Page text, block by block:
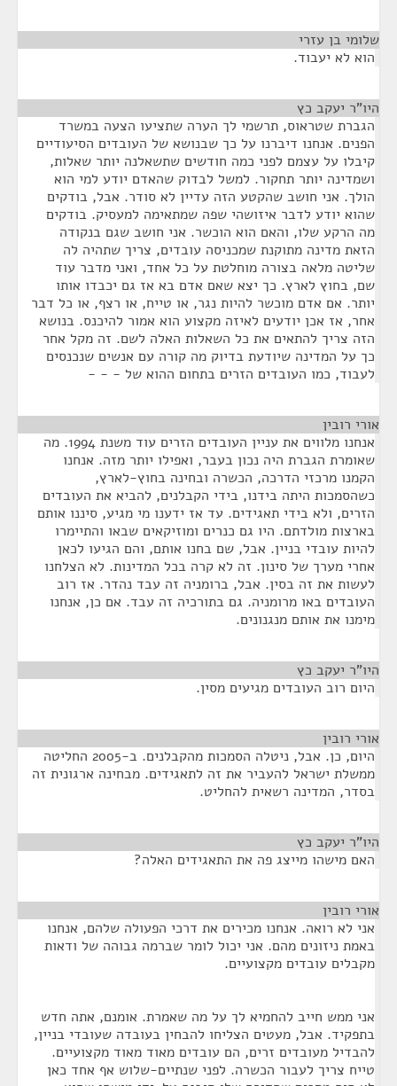
שלומי בן עזרי
הוא לא יעבוד.
היו"ר יעקב כץ
הגברת שטראוס, תרשמי לך הערה שתציעו הצעה במשרד
הפנים. אנחנו דיברנו על כך שבנושא של העובדים הסיעודיים
קיבלו על עצמם לפני כמה חודשים שתשאלנה יותר שאלות,
ושמדינה יותר תחקור. למשל לבדוק שהאדם יודע למי הוא
הולך. אני חושב שהקטע הזה עדיין לא סודר. אבל, בודקים
שהוא יודע לדבר איזושהי שפה שמתאימה למעסיק. בודקים
מה הרקע שלו, והאם הוא הוכשר. אני חושב שגם בנקודה
הזאת מדינה מתוקנת שמכניסה עובדים, צריך שתהיה לה
שליטה מלאה בצורה מוחלטת על כל אחד, ואני מדבר עוד
שם, בחוץ לארץ. כך יצא שאם אדם בא אז גם יכבדו אותו
יותר. אם אדם מוכשר להיות נגר, או טייח, או רצף, או כל דבר
אחר, אז אכן יודעים לאיזה מקצוע הוא אמור להיכנס. בנושא
הזה צריך להתאים את כל השאלות האלה לשם. זה מקל אחר
כך על המדינה שיודעת בדיוק מה קורה עם אנשים שנכנסים
לעבוד, כמו העובדים הזרים בתחום ההוא של - - -
אורי רובין
אנחנו מלווים את עניין העובדים הזרים עוד משנת 1994. מה
שאומרת הגברת היה נכון בעבר, ואפילו יותר מזה. אנחנו
הקמנו מרכזי הדרכה, הכשרה ובחינה בחוץ-לארץ,
כשהסמכות היתה בידנו, בידי הקבלנים, להביא את העובדים
הזרים, ולא בידי תאגידים. עד אז ידענו מי מגיע, סיננו אותם
בארצות מולדתם. היו גם כנרים ומוזיקאים שבאו והתיימרו
להיות עובדי בניין. אבל, שם בחנו אותם, והם הגיעו לכאן
אחרי מערך של סינון. זה לא קרה בכל המדינות. לא הצלחנו
לעשות את זה בסין. אבל, ברומניה זה עבד נהדר. אז רוב
העובדים באו מרומניה. גם בתורכיה זה עבד. אם כן, אנחנו
מימנו את אותם מנגנונים.
היו"ר יעקב כץ
היום רוב העובדים מגיעים מסין.
אורי רובין
היום, כן. אבל, ניטלה הסמכות מהקבלנים. ב-2005 החליטה
ממשלת ישראל להעביר את זה לתאגידים. מבחינה ארגונית זה
בסדר, המדינה רשאית להחליט.
היו"ר יעקב כץ
האם מישהו מייצג פה את התאגידים האלה?
אורי רובין
אני לא רואה. אנחנו מכירים את דרכי הפעולה שלהם, אנחנו
באמת ניזונים מהם. אני יכול לומר שברמה גבוהה של ודאות
מקבלים עובדים מקצועיים.
אני ממש חייב להחמיא לך על מה שאמרת. אומנם, אתה חדש
בתפקיד. אבל, מעטים הצליחו להבחין בעובדה שעובדי בניין,
להבדיל מעובדים זרים, הם עובדים מאוד מאוד מקצועיים.
טייח צריך לעבור הכשרה. לפני שנתיים-שלוש אף אחד כאן